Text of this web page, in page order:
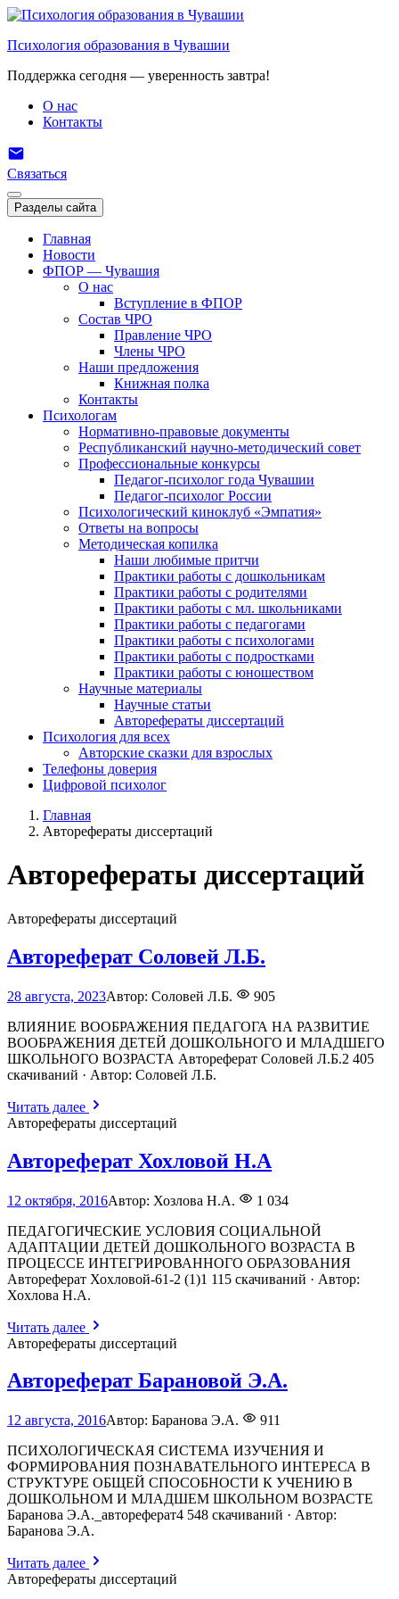
Перейти
содержимому
Психология образования в Чувашии
Поддержка сегодня — уверенность завтра!
О нас
Контакты
Связаться
Разделы сайта
Главная
Новости
ФПОР — Чувашия
О нас
Вступление в ФПОР
Состав ЧРО
Правление ЧРО
Члены ЧРО
Наши предложения
Книжная полка
Контакты
Психологам
Нормативно-правовые документы
Республиканский научно-методический совет
Профессиональные конкурсы
Педагог-психолог года Чувашии
Педагог-психолог России
Психологический киноклуб «Эмпатия»
Ответы на вопросы
Методическая копилка
Наши любимые притчи
Практики работы с дошкольникам
Практики работы с родителями
Практики работы с мл. школьниками
Практики работы с педагогами
Практики работы с психологами
Практики работы с подростками
Практики работы с юношеством
Научные материалы
Научные статьи
Авторефераты диссертаций
Психология для всех
Авторские сказки для взрослых
Телефоны доверия
Цифровой психолог
Главная
Авторефераты диссертаций
Авторефераты диссертаций
Авторефераты диссертаций
Автореферат Соловей Л.Б.
28 августа, 202318
2026
Автор: Соловей Л.Б.
905
ВЛИЯНИЕ ВООБРАЖЕНИЯ ПЕДАГОГА НА РАЗВИТИЕ
ВООБРАЖЕНИЯ ДЕТЕЙ ДОШКОЛЬНОГО И МЛАДШЕГО
ШКОЛЬНОГО ВОЗРАСТА Автореферат Соловей Л.Б.2 405
скачиваний · Автор: Соловей Л.Б.
Читать далее
Авторефераты диссертаций
Автореферат Хохловой Н.А
12 октября, 201618
2026
Автор: Хозлова Н.А.
1 034
ПЕДАГОГИЧЕСКИЕ УСЛОВИЯ СОЦИАЛЬНОЙ
АДАПТАЦИИ ДЕТЕЙ ДОШКОЛЬНОГО ВОЗРАСТА В
ПРОЦЕССЕ ИНТЕГРИРОВАННОГО ОБРАЗОВАНИЯ
Автореферат Хохловой-61-2 (1)1 115 скачиваний · Автор:
Хохлова Н.А.
Читать далее
Авторефераты диссертаций
Автореферат Барановой Э.А.
12 августа, 201618
2026
Автор: Баранова Э.А.
911
ПСИХОЛОГИЧЕСКАЯ СИСТЕМА ИЗУЧЕНИЯ И
ФОРМИРОВАНИЯ ПОЗНАВАТЕЛЬНОГО ИНТЕРЕСА В
СТРУКТУРЕ ОБЩЕЙ СПОСОБНОСТИ К УЧЕНИЮ В
ДОШКОЛЬНОМ И МЛАДШЕМ ШКОЛЬНОМ ВОЗРАСТЕ
Баранова Э.А._автореферат4 548 скачиваний · Автор:
Баранова Э.А.
Читать далее
Авторефераты диссертаций